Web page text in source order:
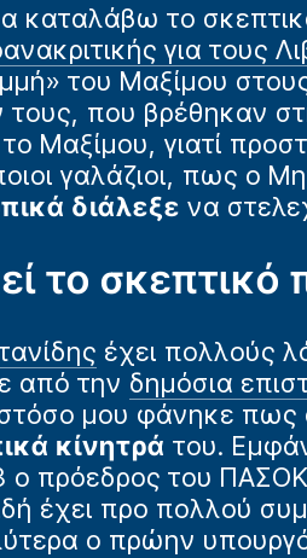
καταλάβω το
για τους
του Μαξίμου
που βρέθηκαν
Μαξίμου, γιατί
γαλάζιοι, πως ο
διάλεξε να
το σκεπτικό
έχει πολλούς
από την δημόσια
μου φάνηκε πως
κίνητρά του.
πρόεδρος του ΠΑΣΟΚ
έχει προ πολλού
ο πρώην